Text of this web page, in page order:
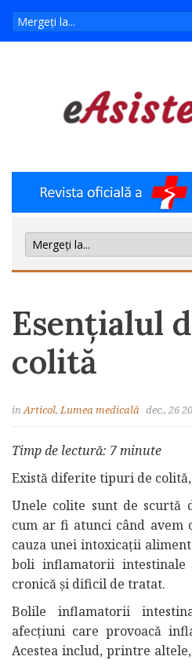
Esențialul
colită
inArticol,Lumea medicală dec., 26
Timp de lectură: 7 minute
Există diferite tipuri de
Unele colite sunt de scurtă
cum ar fi atunci când avem
cauza unei intoxicații
boli inflamatorii
cronică și dificil de tratat.
Bolile inflamatorii
afecțiuni care provoacă
Acestea includ, printre